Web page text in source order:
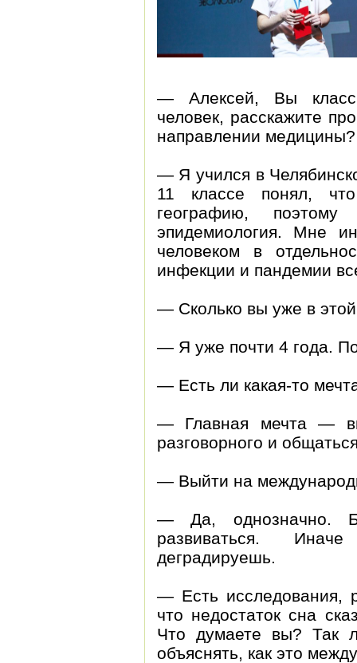
— Алексей, Вы
человек, расскажите
направлении медицины?
— Я учился в
11 классе понял,
географию,
эпидемиология. Мне
человеком в
инфекции и пандемии
— Сколько вы уже в
— Я уже почти 4 года.
— Есть ли какая-то
— Главная мечта —
разговорного и
— Выйти на
— Да, однозначно.
развиваться.
деградируешь.
— Есть исследования,
что недостаток сна
Что думаете вы? Так
объяснять, как это